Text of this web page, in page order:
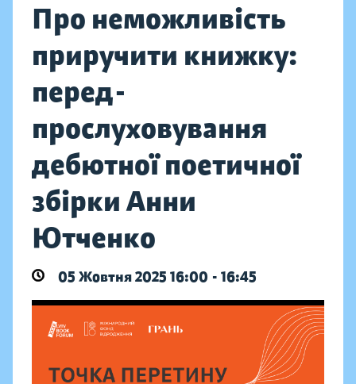
Про неможливість
приручити книжку:
перед-
прослуховування
дебютної поетичної
збірки Анни
Ютченко
05 Жовтня 2025 16:00 - 16:45